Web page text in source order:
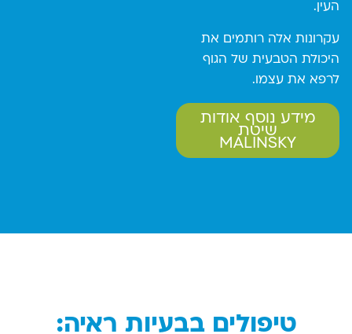
העין.
עקרונות אלה רותמים את
היכולת הטבעית של הגוף
לרפא את עצמו.
מידע נוסף אודות
שיטת
MALINSKY
טיפולים בבעיות ראיה: